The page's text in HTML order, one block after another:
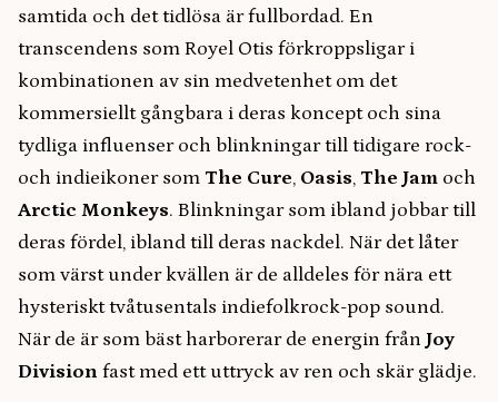
samtida och det tidlösa är fullbordad. En
transcendens som Royel Otis förkroppsligar i
kombinationen av sin medvetenhet om det
kommersiellt gångbara i deras koncept och sina
tydliga influenser och blinkningar till tidigare rock-
och indieikoner som The Cure, Oasis, The Jam och
Arctic Monkeys. Blinkningar som ibland jobbar till
deras fördel, ibland till deras nackdel. När det låter
som värst under kvällen är de alldeles för nära ett
hysteriskt tvåtusentals indiefolkrock-pop sound.
När de är som bäst harborerar de energin från Joy
Division fast med ett uttryck av ren och skär glädje.